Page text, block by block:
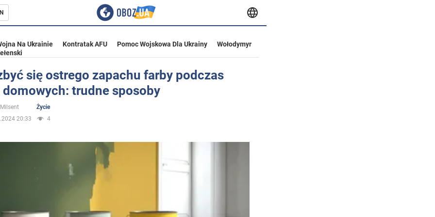
Na Ukrainie Kontratak AFU Pomoc Wojskowa Dla Ukrainy
Wołodymyr
się ostrego zapachu farby podczas
domowych: trudne sposoby
Życie
20:33
4